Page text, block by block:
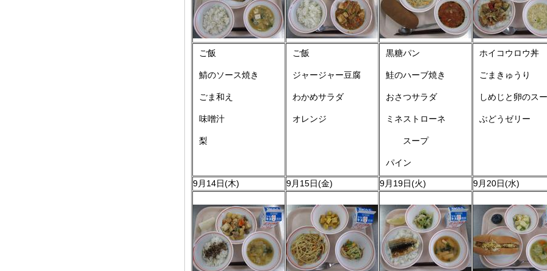
ご飯
鯖のソース焼き
ごま和え
味噌汁
梨
ご飯
ジャージャー豆腐
わかめサラダ
オレンジ
黒糖パン
鮭のハーブ焼き
おさつサラダ
ミネストローネ
スープ
パイン
ホイコウロウ丼
ごまきゅうり
しめじと卵のス
ぶどうゼリー
9月14日(木) 9月15日(金) 9月19日(火) 9月20日(水)